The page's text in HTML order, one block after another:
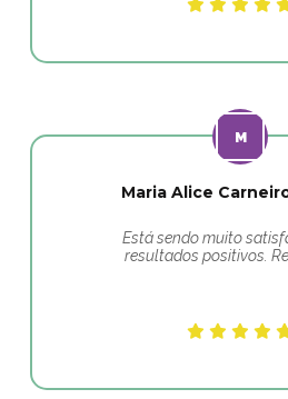
Maria Alice
Está sendo muito
resultados positivos.